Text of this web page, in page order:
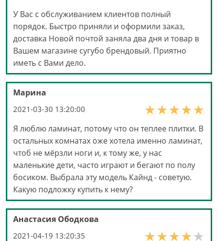
У Вас с обслуживанием клиентов полный
порядок. Быстро приняли и оформили заказ,
доставка Новой почтой заняла два дня и товар в
Вашем магазине сугубо брендовый. Приятно
иметь с Вами дело.
Марина
2021-03-30 13:20:00
Я люблю ламинат, потому что он теплее плитки. В
остальных комнатах оже хотела именно ламинат,
чтоб не мёрзли ноги и, к тому же, у нас
маленькие дети, часто играют и бегают по полу
босиком. Выбрала эту модель Кайнд - советую.
Какую подложку купить к нему?
Анастасия Ободкова
2021-04-19 13:20:35